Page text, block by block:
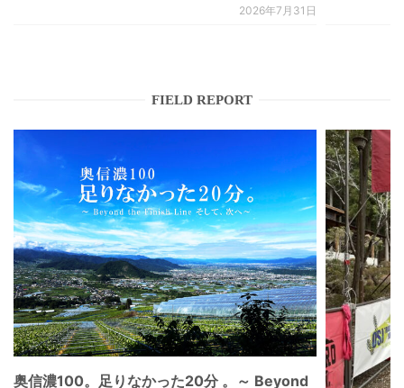
2026年7月31日
FIELD REPORT
奥信濃100。足りなかった20分 。～ Beyond